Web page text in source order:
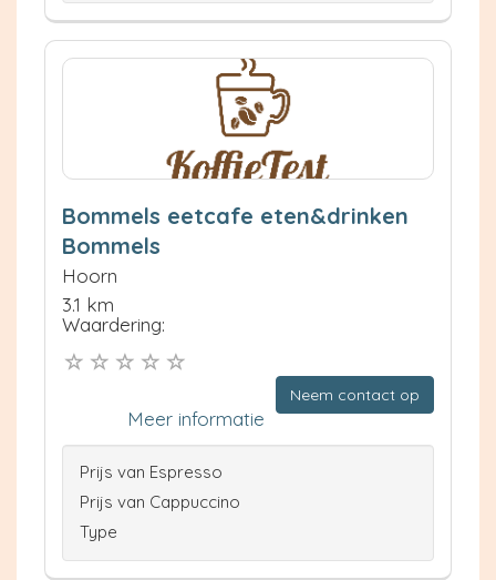
Bommels eetcafe eten&drinken
Bommels
Hoorn
3.1 km
Waardering:
Neem contact op
Meer informatie
Prijs van Espresso
Prijs van Cappuccino
Type